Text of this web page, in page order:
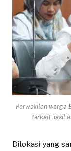
Perwakilan warga
terkait hasil
Dilokasi yang